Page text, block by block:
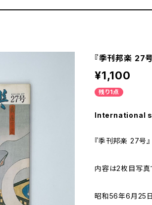
『季刊邦楽 27号
¥1,100
残り1点
International
『季刊邦楽 27号』
内容は2枚目写真
昭和56年6月25日